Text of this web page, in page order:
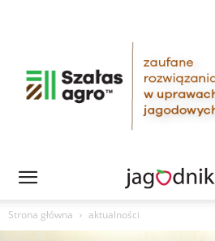
Strona główna aktualności